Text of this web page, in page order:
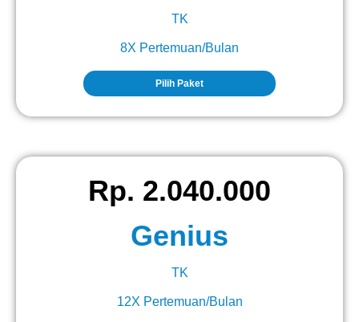
TK
8X Pertemuan/Bulan
Pilih Paket
Rp. 2.040.000
Genius
TK
12X Pertemuan/Bulan